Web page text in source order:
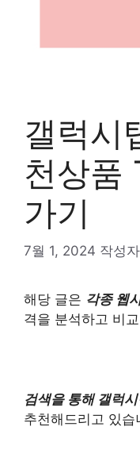
갤럭시
천상품
가기
7월 1, 2024 작성
해당 글은 각종 웹
격을 분석하고 비
검색을 통해 갤럭
추천해드리고 있습